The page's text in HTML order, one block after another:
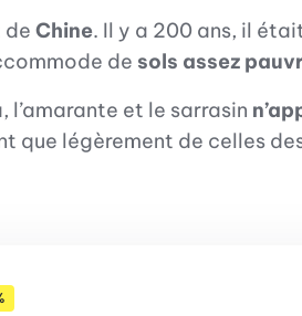
de Chine. Il y a 200 ans, il
de sols assez
et le sarrasin
que légèrement de celles